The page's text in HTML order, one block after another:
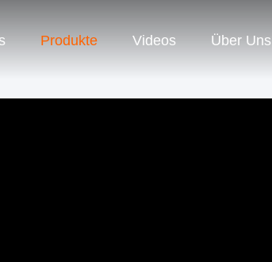
Produkte Videos Über Uns